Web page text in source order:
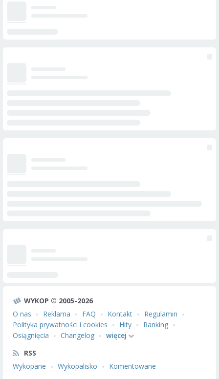
WYKOP © 2005-2026
O nas
Reklama FAQ Kontakt
Regulamin
Polityka prywatności i cookies
Hity
Ranking
Osiągnięcia
Changelog
więcej
RSS
Wykopane
Wykopalisko Komentowane